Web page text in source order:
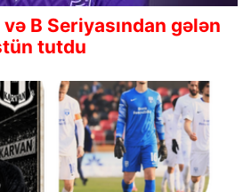
və B Seriyasından gələn
tutdu